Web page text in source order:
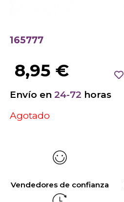
165777
8,95 €
Envío en 24-72 horas
Agotado
Vendedores de confianza